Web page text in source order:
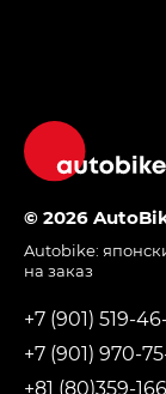
© 2026
Autobike:
на заказ
+7 (901) 519-
+7 (901) 970-
+81 (80)359-